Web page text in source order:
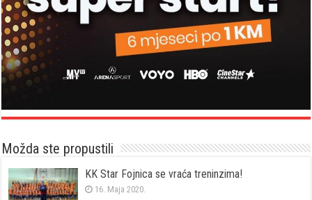
Možda ste propustili
KK Star Fojnica se vraća treninzima!
16. Maja 2020.